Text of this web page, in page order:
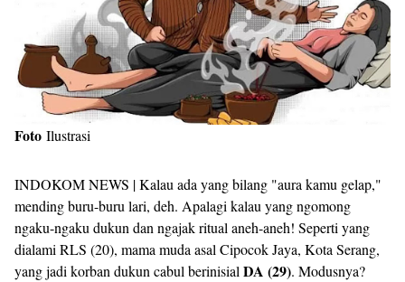
Foto Ilustrasi
INDOKOM NEWS | Kalau ada yang bilang "aura kamu gelap,"
mending buru-buru lari, deh. Apalagi kalau yang ngomong
ngaku-ngaku dukun dan ngajak ritual aneh-aneh! Seperti yang
dialami RLS (20), mama muda asal Cipocok Jaya, Kota Serang,
yang jadi korban dukun cabul berinisial DA (29). Modusnya?